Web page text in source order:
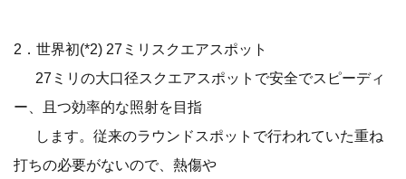
2．世界初(*2) 27ミリスクエアスポット
27ミリの大口径スクエアスポットで安全でスピーディ
ー、且つ効率的な照射を目指
します。従来のラウンドスポットで行われていた重ね
打ちの必要がないので、熱傷や